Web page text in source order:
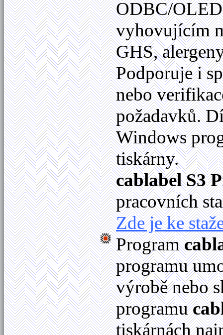
ODBC/
vyhovujícím
GHS,
Podporuje i
nebo
požadavků.
Windows
tiskárny.
cablabel S3
pracovních
Zde je ke
Program
programu
výrobě nebo
programu
tiskárnách